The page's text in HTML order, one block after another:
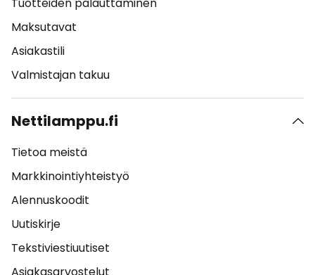
Maksutavat
Asiakastili
Valmistajan takuu
Nettilamppu.fi
Tietoa meistä
Markkinointiyhteistyö
Alennuskoodit
Uutiskirje
Tekstiviestiuutiset